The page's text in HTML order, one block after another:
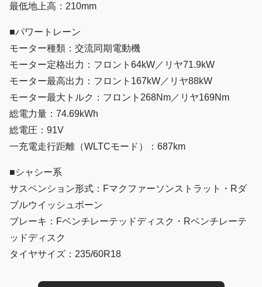
最低地上高：210mm
■パワートレーン
モーター種類：交流同期電動機
モーター定格出力：フロント64kW／リヤ71.9kW
モーター最高出力：フロント167kW／リヤ88kW
モーター最大トルク：フロント268Nm／リヤ169Nm
総電力量：74.69kWh
総電圧：91V
一充電走行距離（WLTCモード）：687km
■シャシー系
サスペンション形式：Fマクファーソンストラット・Rダ
ブルウイッシュボーン
ブレーキ：Fベンチレーテッドディスク・Rベンチレーテ
ッドディスク
タイヤサイズ：235/60R18